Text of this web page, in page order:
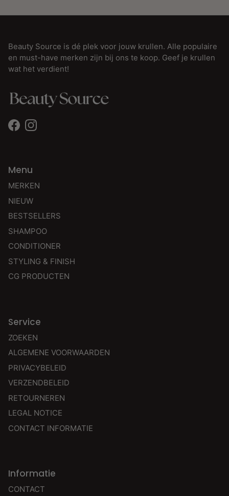
Beauty Source is dé plek voor jouw krullen. Alle populaire
en must-have merken zijn bij ons te koop. Geef je krullen
wat het verdient!
FacebookInstagram
Menu
MERKEN
NIEUW
BESTSELLERS
SHAMPOO
CONDITIONER
STYLING & FINISH
CG PRODUCTEN
Service
ZOEKEN
ALGEMENE VOORWAARDEN
PRIVACYBELEID
VERZENDBELEID
RETOURNEREN
LEGAL NOTICE
CONTACT INFORMATIE
Informatie
CONTACT